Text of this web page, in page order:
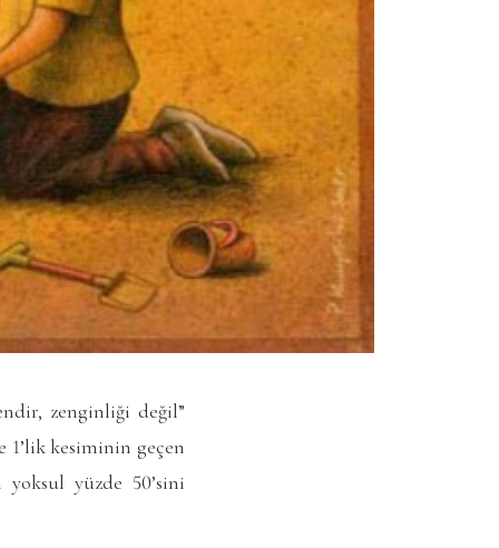
zenginliği değil”
1’lik kesiminin geçen
yüzde 50’sini